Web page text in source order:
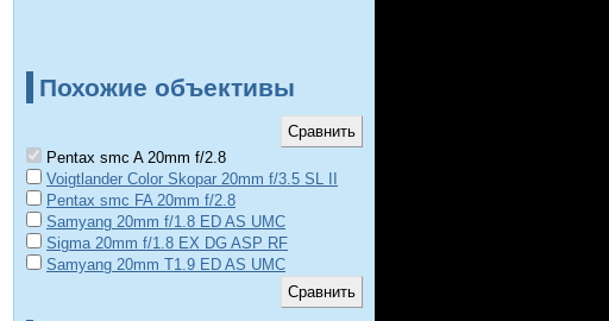
Похожие объективы
Pentax smc A 20mm f/2.8
Voigtlander Color Skopar 20mm f/3.5 SL II
Pentax smc FA 20mm f/2.8
Samyang 20mm f/1.8 ED AS UMC
Sigma 20mm f/1.8 EX DG ASP RF
Samyang 20mm T1.9 ED AS UMC